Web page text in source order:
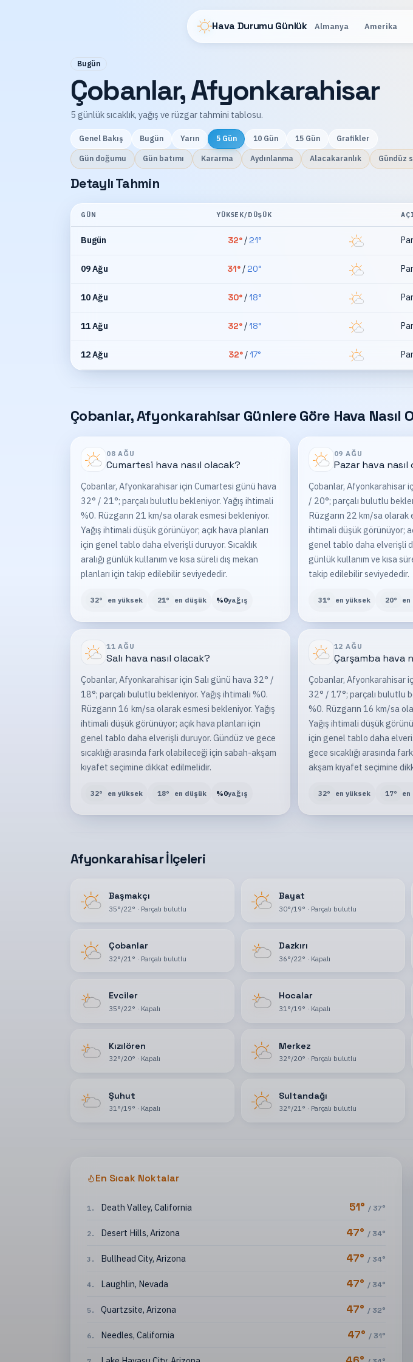
Hava Durumu Günlük Almanya Amerika
Bugün
Çobanlar, Afyonkarahisar
5 günlük sıcaklık, yağış ve rüzgar tahmini tablosu.
Genel Bakış Bugün Yarın 5 Gün 10 Gün 15 Gün Grafikler
Gün doğumu Gün batımı Kararma Aydınlanma Alacakaranlık Gündüz
Detaylı Tahmin
GÜN YÜKSEK/DÜŞÜK
Bugün 32°/ 21°
09 Ağu 31° / 20°
10 Ağu 30°/18°
11 Ağu 32°/18°
12 Ağu 32°/17°
Çobanlar, Afyonkarahisar Günlere Göre Hava Nasıl
08 AĞU
Cumartesi hava nasıl olacak?
Çobanlar, Afyonkarahisar için Cumartesi günü hava
32° / 21°; parçalı bulutlu bekleniyor. Yağış ihtimali
%0. Rüzgarın 21 km/sa olarak esmesi bekleniyor.
Yağış ihtimali düşük görünüyor; açık hava planları
için genel tablo daha elverişli duruyor. Sıcaklık
aralığı günlük kullanım ve kısa süreli dış mekan
planları için takip edilebilir seviyededir.
32° en yüksek 21° en düşük %0yağış
09 AĞU
Pazarhava nasıl
Çobanlar, Afyonkarahisar
/ 20°; parçalı bulutlu
Rüzgarın 22 km/sa olarak
ihtimali düşük görünüyor;
genel tablo daha elverişli
günlük kullanım ve kısa
takip edilebilir seviyededir.
31° en yüksek 20° en
11 AĞU
Salı hava nasıl olacak?
Çobanlar, Afyonkarahisar için Salı günü hava 32° /
18°; parçalı bulutlu bekleniyor. Yağış ihtimali %0.
Rüzgarın 16 km/sa olarak esmesi bekleniyor. Yağış
ihtimali düşük görünüyor; açık hava planları için
genel tablo daha elverişli duruyor. Gündüz ve gece
sıcaklığı arasında fark olabileceği için sabah-akşam
kıyafet seçimine dikkat edilmelidir.
32° en yüksek 18° en düşük %0yağış
12 AĞU
Çarşambahava
Çobanlar, Afyonkarahisar
32° / 17°; parçalı bulutlu
%0. Rüzgarın 16 km/sa
Yağış ihtimali düşük
için genel tablo daha
gece sıcaklığı arasında
akşam kıyafet seçimine
32° en yüksek 17° en
Afyonkarahisar İlçeleri
Başmakçı
35°/22° · Parçalı bulutlu
Bayat
30°/19° · Parçalı bulutlu
Çobanlar
32°/21 ° · Parçalı bulutlu
Dazkırı
36°/22° · Kapalı
Evciler
35°/22° · Kapalı
Hocalar
31 °/19° · Kapalı
Kızılören
32°/20° · Kapalı
Merkez
32°/20° · Parçalı bulutlu
Şuhut
31°/19° · Kapalı
Sultandağı
32°/21° · Parçalı bulutlu
En Sıcak Noktalar
1 . Death Valley, California 51° / 37°
2. Desert Hills, Arizona 47° / 34°
3 . Bullhead City, Arizona 47° / 34°
4. Laughlin, Nevada 47° / 34°
5. Quartzsite, Arizona 47° / 32°
6. Needles, California 47° / 31°